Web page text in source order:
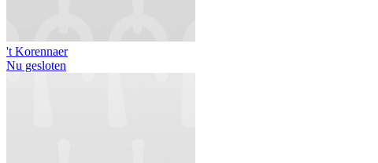
't Korennaer
Nu gesloten